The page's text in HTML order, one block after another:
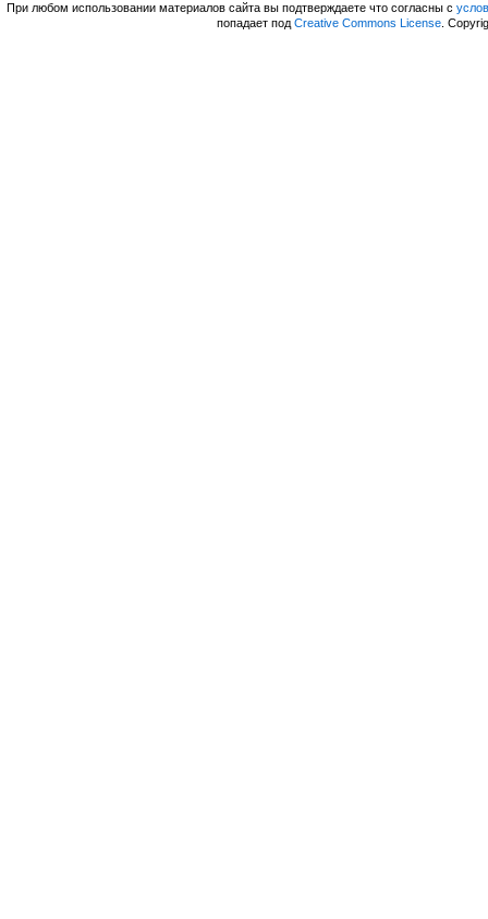
При любом использовании материалов сайта вы подтверждаете что согласны с
попадает под Creative Commons License.